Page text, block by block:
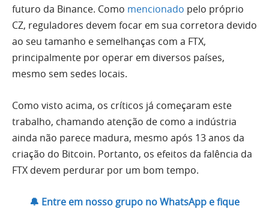
futuro da Binance. Como mencionado pelo próprio
CZ, reguladores devem focar em sua corretora devido
ao seu tamanho e semelhanças com a FTX,
principalmente por operar em diversos países,
mesmo sem sedes locais.
Como visto acima, os críticos já começaram este
trabalho, chamando atenção de como a indústria
ainda não parece madura, mesmo após 13 anos da
criação do Bitcoin. Portanto, os efeitos da falência da
FTX devem perdurar por um bom tempo.
🔔 Entre em nosso grupo no WhatsApp e fique